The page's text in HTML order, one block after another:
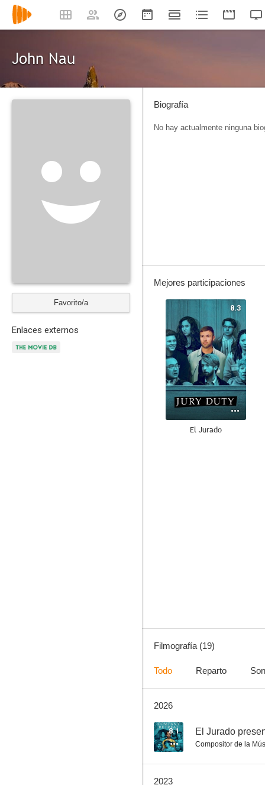
John Nau
Favorito/a
Enlaces externos
Biografía
No hay actualmente ninguna
Mejores participaciones
8.3
El Jurado
Filmografía (19)
Todo Reparto
2026
8.1 El Jurado
Compositor de la
2023